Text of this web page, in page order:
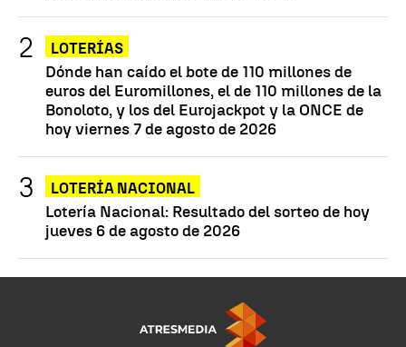
LOTERÍAS
Dónde han caído el bote de 110 millones de
euros del Euromillones, el de 110 millones de la
Bonoloto, y los del Eurojackpot y la ONCE de
hoy viernes 7 de agosto de 2026
LOTERÍA NACIONAL
Lotería Nacional: Resultado del sorteo de hoy
jueves 6 de agosto de 2026